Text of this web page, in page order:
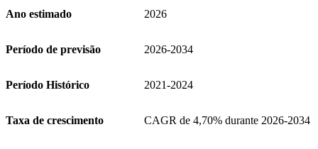
Ano estimado 2026
Período de previsão 2026-2034
Período Histórico 2021-2024
Taxa de crescimento CAGR de 4,70% durante 2026-2034